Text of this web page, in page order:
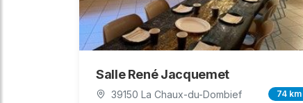
Salle René Jacquemet
39150 La Chaux-du-Dombief 74 km